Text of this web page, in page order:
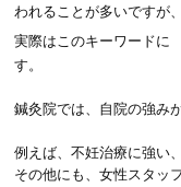
われることが多いですが、
実際はこのキーワードに
す。
鍼灸院では、自院の強み
例えば、不妊治療に強い
その他にも、女性スタッ